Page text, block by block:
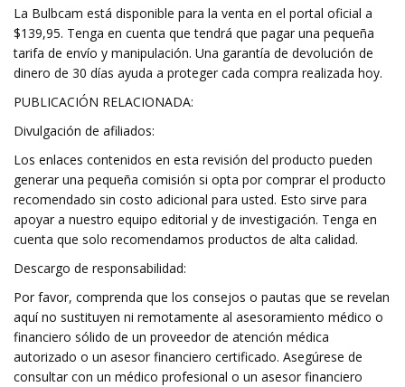
La Bulbcam está disponible para la venta en el portal oficial a
$139,95. Tenga en cuenta que tendrá que pagar una pequeña
tarifa de envío y manipulación. Una garantía de devolución de
dinero de 30 días ayuda a proteger cada compra realizada hoy.
PUBLICACIÓN RELACIONADA:
Divulgación de afiliados:
Los enlaces contenidos en esta revisión del producto pueden
generar una pequeña comisión si opta por comprar el producto
recomendado sin costo adicional para usted. Esto sirve para
apoyar a nuestro equipo editorial y de investigación. Tenga en
cuenta que solo recomendamos productos de alta calidad.
Descargo de responsabilidad:
Por favor, comprenda que los consejos o pautas que se revelan
aquí no sustituyen ni remotamente al asesoramiento médico o
financiero sólido de un proveedor de atención médica
autorizado o un asesor financiero certificado. Asegúrese de
consultar con un médico profesional o un asesor financiero